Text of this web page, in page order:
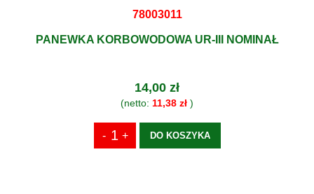
78003011
PANEWKA KORBOWODOWA UR-III NOMINAŁ
14,00 zł
(netto: 11,38 zł )
DO KOSZYKA